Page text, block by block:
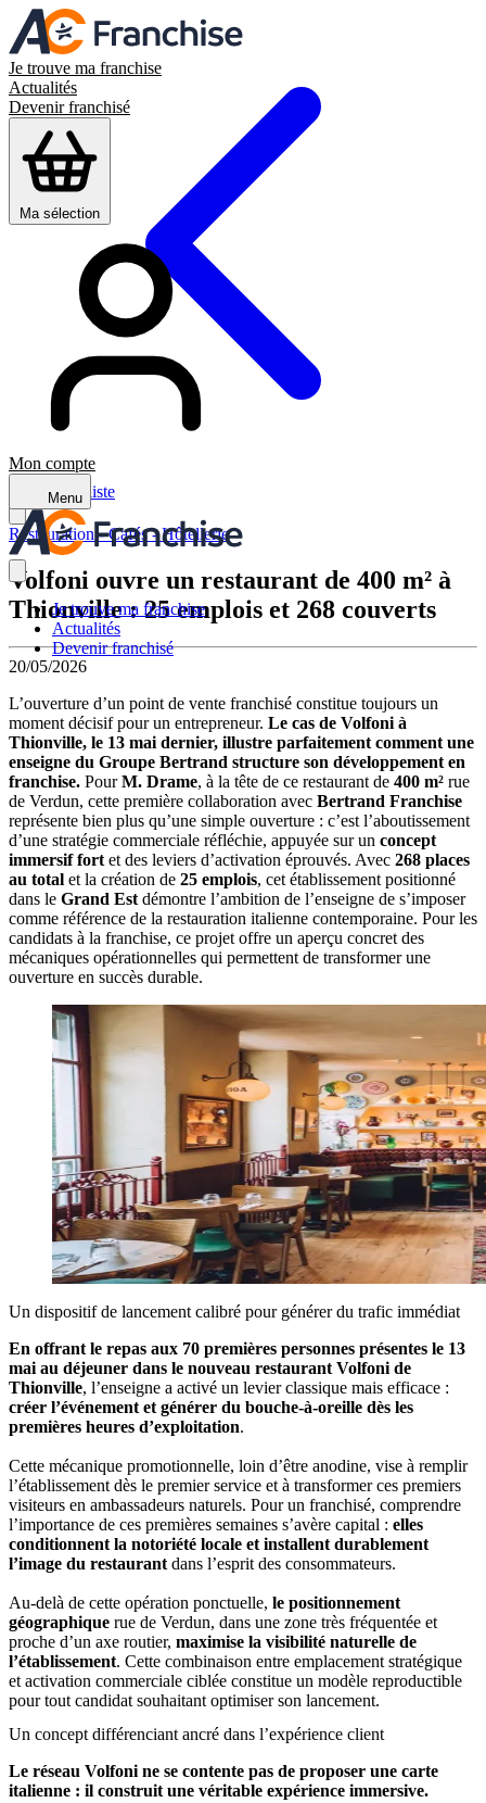
Je trouve ma franchise
Actualités
Devenir franchisé
Ma sélection
Mon compte
Menu
Je trouve ma franchise
Actualités
Devenir franchisé
Retour à la liste
Restauration - Cafés - Hôtellerie
Volfoni ouvre un restaurant de 400 m² à
Thionville : 25 emplois et 268 couverts
20/05/2026
L’ouverture d’un point de vente franchisé constitue toujours un
moment décisif pour un entrepreneur. Le cas de Volfoni à
Thionville, le 13 mai dernier, illustre parfaitement comment une
enseigne du Groupe Bertrand structure son développement en
franchise. PourM. Drame, à la tête de ce restaurant de 400 m² rue
de Verdun, cette première collaboration avec Bertrand Franchise
représente bien plus qu’une simple ouverture : c’est l’aboutissement
d’une stratégie commerciale réfléchie, appuyée sur un concept
immersif fort et des leviers d’activation éprouvés. Avec 268 places
au total et la création de 25 emplois, cet établissement positionné
dans le Grand Est démontre l’ambition de l’enseigne de s’imposer
comme référence de la restauration italienne contemporaine. Pour les
candidats à la franchise, ce projet offre un aperçu concret des
mécaniques opérationnelles qui permettent de transformer une
ouverture en succès durable.
Un dispositif de lancement calibré pour générer du trafic immédiat
En offrant le repas aux 70 premières personnes présentes le 13
mai au déjeuner dans le nouveau restaurant Volfoni de
Thionville, l’enseigne a activé un levier classique mais efficace :
créer l’événement et générer du bouche-à-oreille dès les
premières heures d’exploitation.
Cette mécanique promotionnelle, loin d’être anodine, vise à remplir
l’établissement dès le premier service et à transformer ces premiers
visiteurs en ambassadeurs naturels. Pour un franchisé, comprendre
l’importance de ces premières semaines s’avère capital : elles
conditionnent la notoriété locale et installent durablement
l’image du restaurant dans l’esprit des consommateurs.
Au-delà de cette opération ponctuelle, le positionnement
géographique rue de Verdun, dans une zone très fréquentée et
proche d’un axe routier, maximise la visibilité naturelle de
l’établissement. Cette combinaison entre emplacement stratégique
et activation commerciale ciblée constitue un modèle reproductible
pour tout candidat souhaitant optimiser son lancement.
Un concept différenciant ancré dans l’expérience client
Le réseau Volfoni ne se contente pas de proposer une carte
italienne : il construit une véritable expérience immersive.